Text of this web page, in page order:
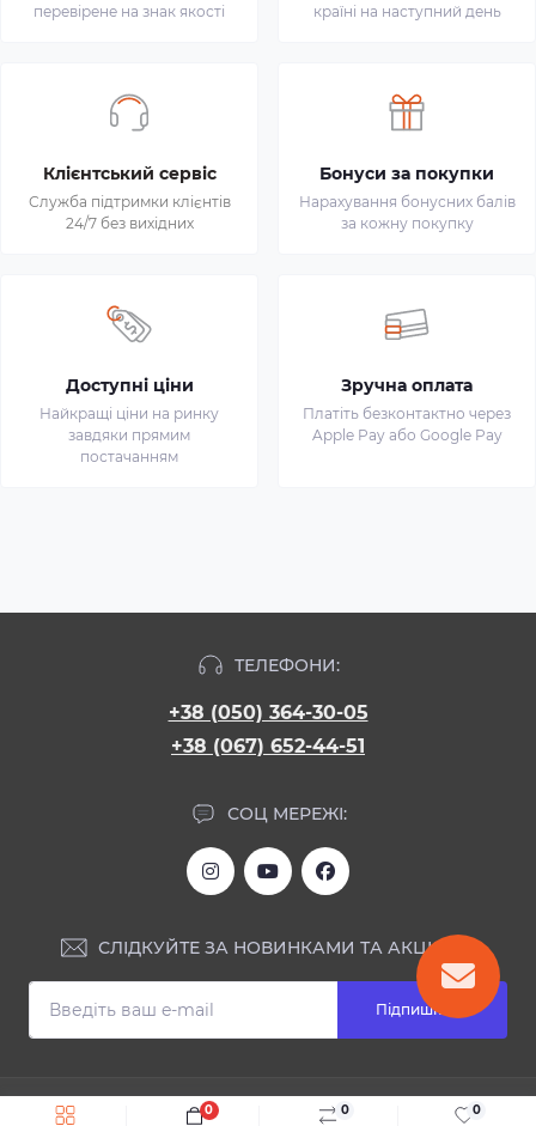
0 0
0
перевірене на знак якості
країні на наступний день
Клієнтський сервіс
Служба підтримки клієнтів
24/7 без вихідних
Бонуси за покупки
Нарахування бонусних балів
за кожну покупку
Доступні ціни
Найкращі ціни на ринку
завдяки прямим
постачанням
Зручна оплата
Платіть безконтактно через
Apple Pay або Google Pay
ТЕЛЕФОНИ:
+38 (050) 364-30-05
+38 (067) 652-44-51
СОЦ МЕРЕЖІ:
СЛІДКУЙТЕ ЗА НОВИНКАМИ ТА АКЦІЯМИ:
Підпишіться
ІНФОРМАЦІЯ